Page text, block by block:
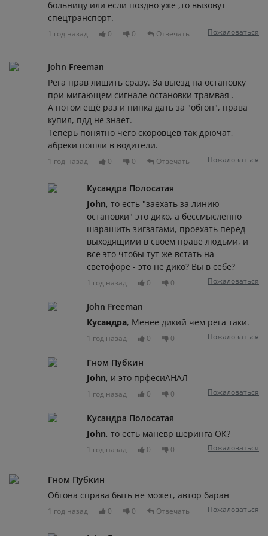
больницу или если поздно уже ,то вызовут
спецтранспорт.
1 год назад 0 0 Отвечать Пожаловаться
John Freeman
Рега прав лишить сразу. За выезд на остановку
при мигающем сигнале остановки трамвая .
А потом ещё раз и пинка дать за "обгон", права
купил, пдд не знает.
Теперь понятно чего скоровцев так дрючат,
абреки пошли в водители.
1 год назад 0 0 Отвечать Пожаловаться
Кусандра Полосатая
John, то есть "заехать за линию
остановки" это дико, а бессмысленно
шарашить зигзагами, проехать перед
выходящими в своем праве людьми, и
все это чтобы тут же встать на
светофоре - это не дико? Вы в себе?
1 год назад 0 0 Пожаловаться
John Freeman
Кусандра, Менее дикий чем рега таки.
1 год назад 0 0 Пожаловаться
Гном Пубкин
John, и это прфесиАНАЛ
1 год назад 0 0 Пожаловаться
Кусандра Полосатая
John, то есть маневр шеринга ОК?
1 год назад 0 0 Пожаловаться
Гном Пубкин
Обгона справа быть не может, автор баран
1 год назад 0 0 Отвечать Пожаловаться